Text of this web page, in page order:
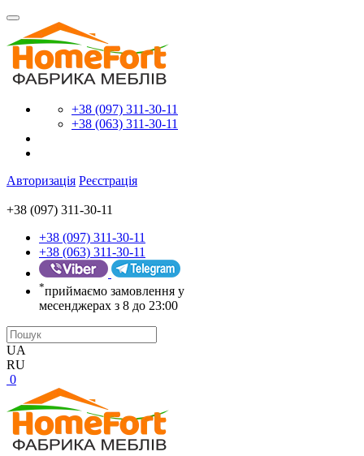
+38 (097) 311-30-11
+38 (063) 311-30-11
Авторизація Реєстрація
+38 (097) 311-30-11
+38 (097) 311-30-11
+38 (063) 311-30-11
*приймаємо замовлення у
месенджерах з 8 до 23:00
UA
RU
0